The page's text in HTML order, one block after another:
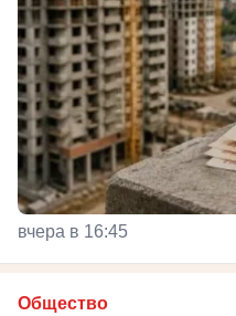
вчера в 16:45
Общество